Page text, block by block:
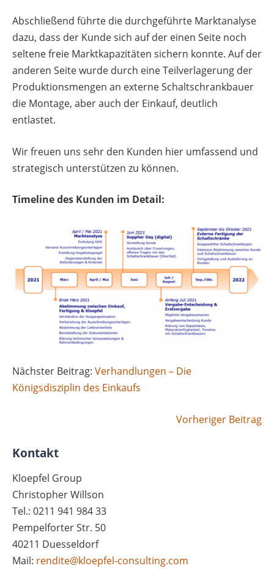
Abschließend führte die durchgeführte Marktanalyse
dazu, dass der Kunde sich auf der einen Seite noch
seltene freie Marktkapazitäten sichern konnte. Auf der
anderen Seite wurde durch eine Teilverlagerung der
Produktionsmengen an externe Schaltschrankbauer
die Montage, aber auch der Einkauf, deutlich
entlastet.
Wir freuen uns sehr den Kunden hier umfassend und
strategisch unterstützen zu können.
Timeline des Kunden im Detail:
Nächster Beitrag: Verhandlungen – Die
Königsdisziplin des Einkaufs
Vorheriger Beitrag
Kontakt
Kloepfel Group
Christopher Willson
Tel.: 0211 941 984 33
Pempelforter Str. 50
40211 Duesseldorf
Mail: rendite@kloepfel-consulting.com